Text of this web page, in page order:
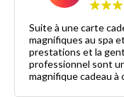
Suite à une carte
magnifiques au spa et un
prestations et la
professionnel sont
magnifique cadeau à